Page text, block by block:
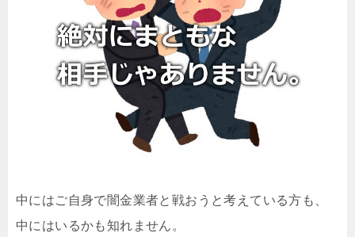
中にはご自身で闇金業者と戦おうと考えている方も、
中にはいるかも知れません。